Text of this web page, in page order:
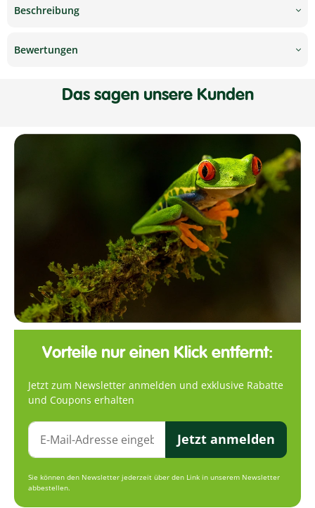
Beschreibung
Bewertungen
Das sagen unsere Kunden
Vorteile nur einen Klick entfernt:
Jetzt zum Newsletter anmelden und exklusive Rabatte
und Coupons erhalten
Jetzt anmelden
Sie können den Newsletter jederzeit über den Link in unserem Newsletter
abbestellen.